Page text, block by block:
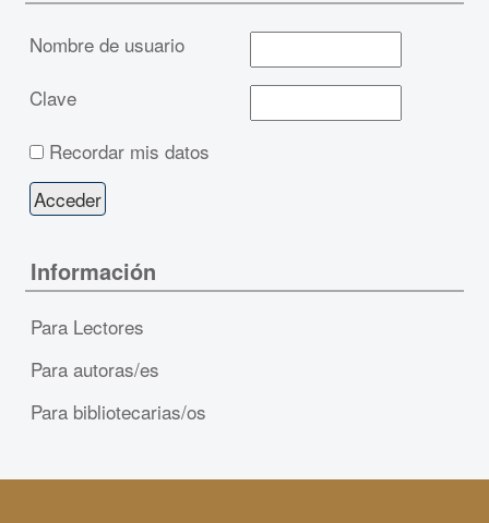
Nombre de usuario
Clave
Recordar mis datos
Información
Para Lectores
Para autoras/es
Para bibliotecarias/os